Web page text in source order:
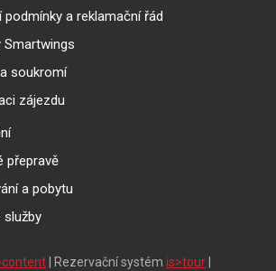
a reklamační řád
Smartwings
soukromí
zájezdu
přepravě
a pobytu
služby
| Rezervační systém is>tour